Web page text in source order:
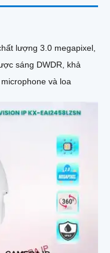
lượng 3.0 megapixel,
sáng DWDR, khả
và loa